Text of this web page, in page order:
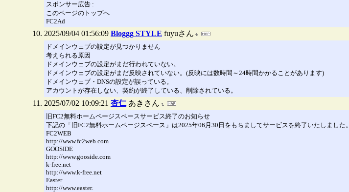
スポンサー広告 :
このページのトップへ
FC2Ad
2025/09/04 01:56:09 Bloggg STYLE fuyuさん
ドメインウェブの設定が見つかりません
考えられる原因
ドメインウェブの設定がまだ行われていない。
ドメインウェブの設定がまだ反映されていない。(反映には数時間～24時間かかることがあります)
ドメインウェブ・DNSの設定が誤っている。
アカウントが存在しない、契約が終了している、削除されている。
2025/07/02 10:09:21 杏仁 あきさん
旧FC2無料ホームページスペースサービス終了のお知らせ
下記の「旧FC2無料ホームページスペース」は2025年06月30日をもちましてサービスを終了いたしました。
FC2WEB
http://www.fc2web.com
GOOSIDE
http://www.gooside.com
k-free.net
http://www.k-free.net
Easter
http://www.easter.